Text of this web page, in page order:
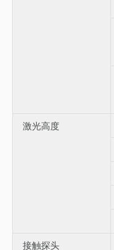
激光高度
接触探头